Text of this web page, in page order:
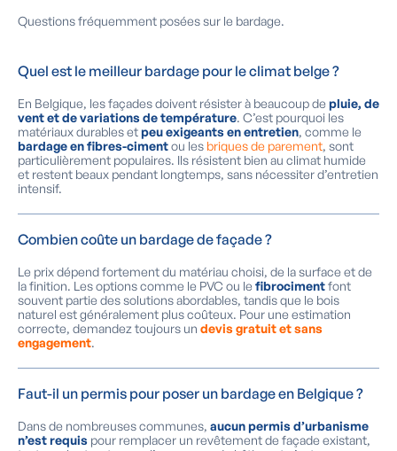
Questions fréquemment posées sur le bardage.
Quel est le meilleur bardage pour le climat belge ?
En Belgique, les façades doivent résister à beaucoup de pluie, de
vent et de variations de température. C’est pourquoi les
matériaux durables etpeu exigeants en entretien, comme le
bardage en fibres-cimentou les briques de parement, sont
particulièrement populaires. Ils résistent bien au climat humide
et restent beaux pendant longtemps, sans nécessiter d’entretien
intensif.
Combien coûte un bardage de façade ?
Le prix dépend fortement du matériau choisi, de la surface et de
la finition. Les options comme le PVC ou le fibrocimentfont
souvent partie des solutions abordables, tandis que le bois
naturel est généralement plus coûteux. Pour une estimation
correcte, demandez toujours un devis gratuit et sans
engagement.
Faut-il un permis pour poser un bardage en Belgique ?
Dans de nombreuses communes, aucun permis d’urbanisme
n’est requis pour remplacer un revêtement de façade existant,